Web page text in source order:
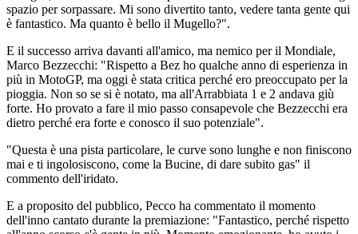
spazio per sorpassare. Mi sono divertito tanto, vedere tanta gente qui
è fantastico. Ma quanto è bello il Mugello?".
E il successo arriva davanti all'amico, ma nemico per il Mondiale,
Marco Bezzecchi: "Rispetto a Bez ho qualche anno di esperienza in
più in MotoGP, ma oggi è stata critica perché ero preoccupato per la
pioggia. Non so se si è notato, ma all'Arrabbiata 1 e 2 andava giù
forte. Ho provato a fare il mio passo consapevole che Bezzecchi era
dietro perché era forte e conosco il suo potenziale".
"Questa è una pista particolare, le curve sono lunghe e non finiscono
mai e ti ingolosiscono, come la Bucine, di dare subito gas" il
commento dell'iridato.
E a proposito del pubblico, Pecco ha commentato il momento
dell'inno cantato durante la premiazione: "Fantastico, perché rispetto